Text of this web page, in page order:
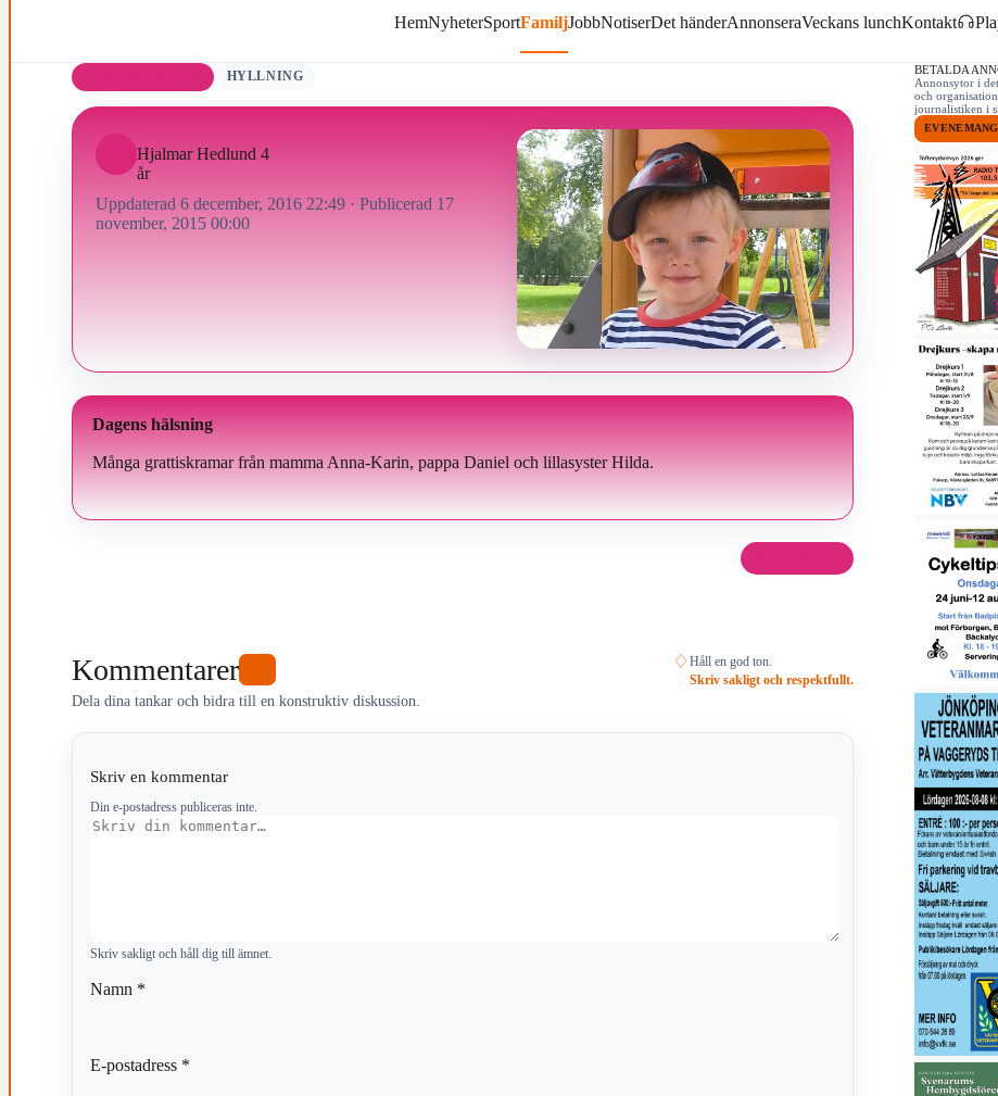
HemNyheterSportFamiljJobbNotiserDet händerAnnonseraVeckans lunchKontakt
HYLLNING
Hjalmar Hedlund 4
år
Uppdaterad 6 december, 2016 22:49 · Publicerad 17
november, 2015 00:00
Dagens hälsning
Många grattiskramar från mamma Anna-Karin, pappa Daniel och lillasyster Hilda.
Kommentarer
Dela dina tankar och bidra till en konstruktiv diskussion.
♢ Håll en god ton.
Skriv sakligt och respektfullt.
Skriv en kommentar
Din e-postadress publiceras inte.
Kommentar
Skriv sakligt och håll dig till ämnet.
Namn *
E-postadress *
BETALDA
Annonsytor i
och
journalistiken i
EVENEMANG